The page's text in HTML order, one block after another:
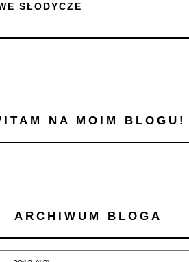
SŁODYCZE
NA MOIM BLOGU!
ARCHIWUM BLOGA